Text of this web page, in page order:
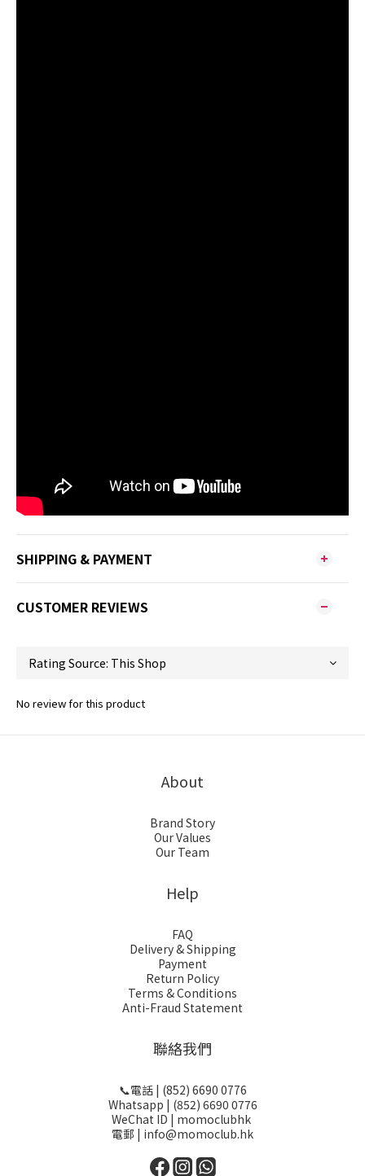
SHIPPING & PAYMENT
CUSTOMER REVIEWS
No review for this product
About
Brand Story
Our Values
Our Team
Help
FAQ
Delivery & Shipping
Payment
Return Policy
Terms & Conditions
Anti-Fraud Statement
聯絡我們
📞電話 | (852) 6690 0776
Whatsapp | (852) 6690 0776
WeChat ID | momoclubhk
電郵 | info@momoclub.hk